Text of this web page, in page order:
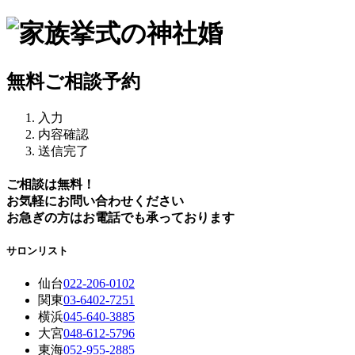
無料ご相談予約
入力
内容確認
送信完了
ご相談は無料！
お気軽にお問い合わせください
お急ぎの方はお電話でも承っております
サロンリスト
仙台022-206-0102
関東03-6402-7251
横浜045-640-3885
大宮048-612-5796
東海052-955-2885